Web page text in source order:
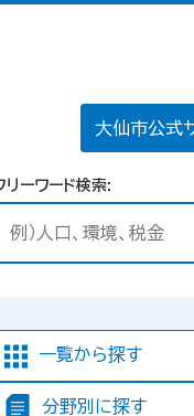
大仙市公式
リーワード検索
一覧から探す
分野別に探す
が見つか